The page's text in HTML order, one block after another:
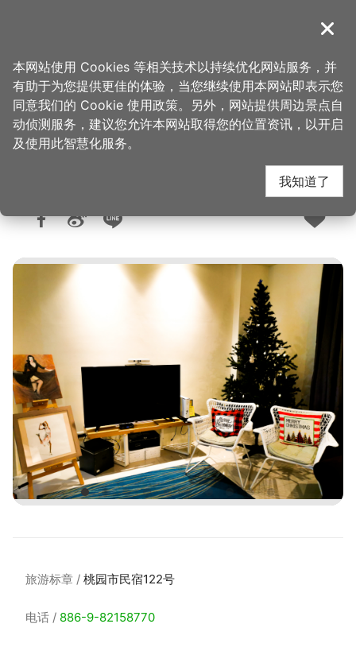
導覽
首页 > 想去的地方 > 住宿 > 旅馆与民宿
草漯居
人气：7501
旅游标章 桃园市民宿122号
电话 886-9-82158770
关闭
本网站使用 Cookies 等相关技术以持续优化网站服务，并
有助于为您提供更佳的体验，当您继续使用本网站即表示您
同意我们的 Cookie 使用政策。另外，网站提供周边景点自
动侦测服务，建议您允许本网站取得您的位置资讯，以开启
及使用此智慧化服务。
我知道了